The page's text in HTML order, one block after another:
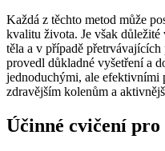
Každá z těchto metod může
kvalitu života. Je však důležité
těla a v případě
provedl důkladné vyšetření a
jednoduchými, ale efektivními
zdravějším kolenům a
Účinné cvičení